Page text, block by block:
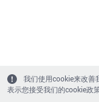
我们使用cookie来改善
表示您接受我们的cookie政策